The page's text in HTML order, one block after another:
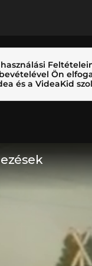
Ön
és a VideaKid